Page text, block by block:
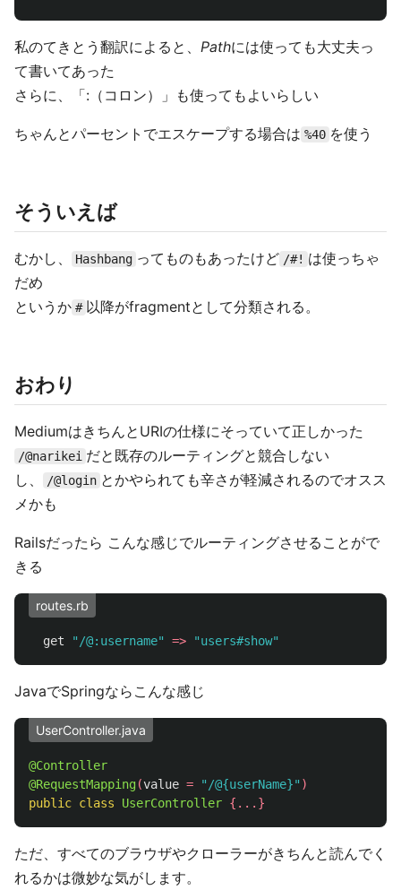
私のてきとう翻訳によると、 Pathには使っても大丈夫っ
て書いてあった
さらに、「:（コロン）」も使ってもよいらしい
ちゃんとパーセントでエスケープする場合は %40 を使う
そういえば
むかし、 Hashbang ってものもあったけど /#! は使っちゃ
だめ
というか # 以降がfragmentとして分類される。
おわり
MediumはきちんとURIの仕様にそっていて正しかった
/@narikei だと既存のルーティングと競合しない
し、
/@login とかやられても辛さが軽減されるのでオスス
メかも
Railsだったら こんな感じでルーティングさせることがで
きる
routes.rb
get "/@:username" => "users#show"
JavaでSpringならこんな感じ
UserController.java
@Controller
@RequestMapping(value = "/@{userName}" )
public class UserController {...}
ただ、すべてのブラウザやクローラーがきちんと読んでく
れるかは微妙な気がします。